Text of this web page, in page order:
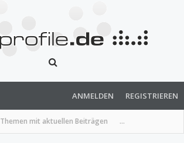
Themen mit aktuellen Beiträgen ...
ANMELDEN REGISTRIEREN